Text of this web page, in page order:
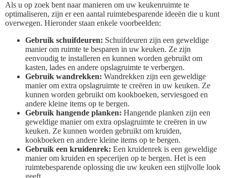
Als u op zoek bent naar manieren om uw keukenruimte te
optimaliseren, zijn er een aantal ruimtebesparende ideeën die u kunt
overwegen. Hieronder staan enkele voorbeelden:
Gebruik schuifdeuren: Schuifdeuren zijn een geweldige
manier om ruimte te besparen in uw keuken. Ze zijn
eenvoudig te installeren en kunnen worden gebruikt om
kasten, lades en andere opslagruimte te verbergen.
Gebruik wandrekken: Wandrekken zijn een geweldige
manier om extra opslagruimte te creëren in uw keuken. Ze
kunnen worden gebruikt om kookboeken, serviesgoed en
andere kleine items op te bergen.
Gebruik hangende planken: Hangende planken zijn een
geweldige manier om extra opslagruimte te creëren in uw
keuken. Ze kunnen worden gebruikt om kruiden,
kookboeken en andere kleine items op te bergen.
Gebruik een kruidenrek: Een kruidenrek is een geweldige
manier om kruiden en specerijen op te bergen. Het is een
ruimtebesparende oplossing die uw keuken een stijlvolle look